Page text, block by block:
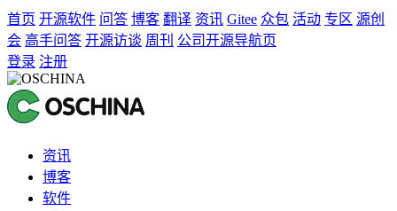
首页 开源软件 问答 博客 翻译 资讯 Gitee 众包 活动 专区 源创
会 高手问答 开源访谈 周刊 公司开源导航页
登录 注册
资讯
博客
软件